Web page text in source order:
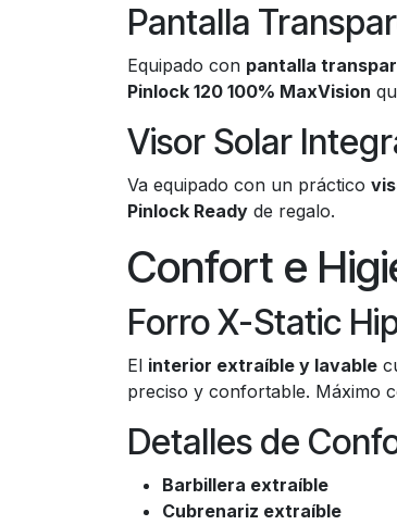
Pantalla
Equipado con pantalla
Pinlock 120 100% MaxVision
Visor Solar
Va equipado con un práctico
Pinlock Ready de regalo.
Confort e
Forro X-Static
El interior extraíble y lavable
preciso y confortable. Máximo
Detalles de
Barbillera extraíble
Cubrenariz extraíble